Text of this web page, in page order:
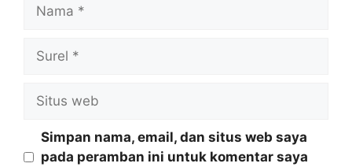
web
Simpan nama, email, dan situs web saya
pada peramban ini untuk komentar saya